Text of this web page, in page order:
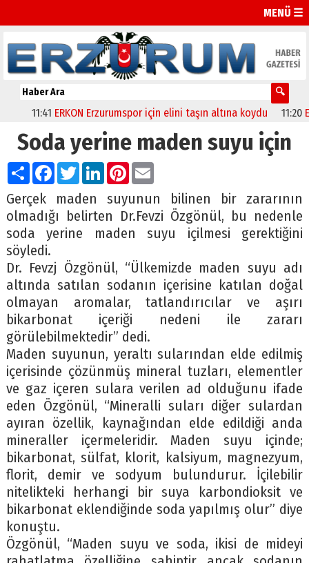
MENÜ ☰
ERKON Erzurumspor için elini taşın altına koydu 11:20
Soda yerine maden suyu için
PaylaşFacebook
TwitterLinkedIn
Pinterest
Email
Gerçek maden suyunun bilinen bir zararının
olmadığı belirten Dr.Fevzi Özgönül, bu nedenle
soda yerine maden suyu içilmesi gerektiğini
söyledi.
Dr. Fevzj Özgönül, “Ülkemizde maden suyu adı
altında satılan sodanın içerisine katılan doğal
olmayan aromalar, tatlandırıcılar ve aşırı
bikarbonat içeriği nedeni ile zararı
görülebilmektedir” dedi.
Maden suyunun, yeraltı sularından elde edilmiş
içerisinde çözünmüş mineral tuzları, elementler
ve gaz içeren sulara verilen ad olduğunu ifade
eden Özgönül, “Mineralli suları diğer sulardan
ayıran özellik, kaynağından elde edildiği anda
mineraller içermeleridir. Maden suyu içinde;
bikarbonat, sülfat, klorit, kalsiyum, magnezyum,
florit, demir ve sodyum bulundurur. İçilebilir
nitelikteki herhangi bir suya karbondioksit ve
bikarbonat eklendiğinde soda yapılmış olur” diye
konuştu.
Özgönül, “Maden suyu ve soda, ikisi de mideyi